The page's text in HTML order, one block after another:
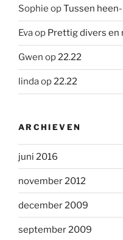
Sophie opTussen
Evaop Prettig divers en
Gwen op22.22
lindaop22.22
ARCHIEVEN
juni 2016
november 2012
december 2009
september 2009